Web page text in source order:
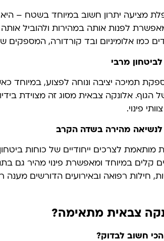
מציעה יתרון חשוב במיוחד בשטח – היא
לפנות אותה במהירות ולהוביל
כמו אלומיניום ובד קורדורה, המספקים
מרבי
תמיכה יציבה ונוחה לפצוע, במיוחד
הגוף. אלונקה צבאית מסוג זה מצוידת
פינוי.
מהירה בשדה הקרב
לצרכים ייחודיים של כוחות ביטחון
קלים במיוחד ומאפשרת פינוי מהיר גם
חילות רפואה ובאירועים הדורשים מענה
צבאית מתאימה?
חשוב לבדוק?